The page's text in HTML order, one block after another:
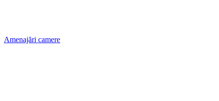
Amenajări camere